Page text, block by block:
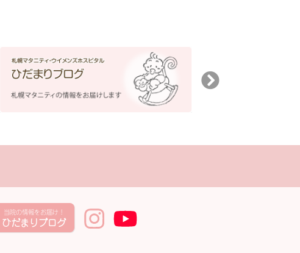
当院の情報をお届け！
ひだまりブログ